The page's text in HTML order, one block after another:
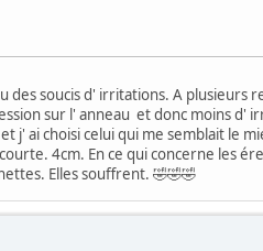
des soucis d' irritations. A plusieurs
sur l' anneau et donc moins d'
j' ai choisi celui qui me semblait le
4cm. En ce qui concerne les
Elles souffrent. 🤣🤣🤣